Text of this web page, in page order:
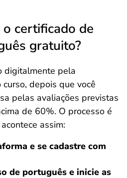
certificado de
gratuito?
digitalmente pela
depois que você
pelas avaliações previstas
de 60%. O processo é
assim:
e se cadastre com
de português e inicie as